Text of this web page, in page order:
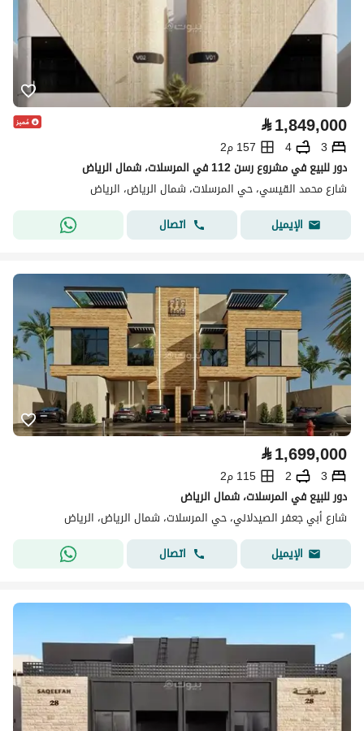
⃁1,849,000
3
4
157 م2
دور للبيع في مشروع رسن 112 في المرسلات، شمال الرياض
شارع محمد القيسي، حي المرسلات، شمال الرياض، الرياض
الإيميل
اتصال
⃁1,699,000
3
2
115 م2
دور للبيع في المرسلات، شمال الرياض
شارع أبي جعفر الصيدلاني، حي المرسلات، شمال الرياض، الرياض
الإيميل
اتصال